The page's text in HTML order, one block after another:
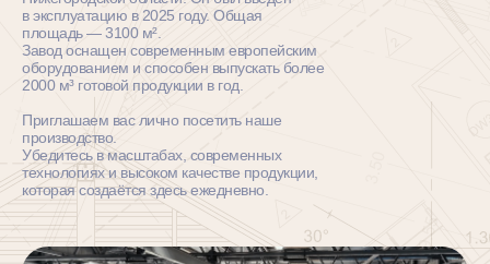
в эксплуатацию в 2025 году. Общая
площадь — 3100 м².
Завод оснащен современным европейским
оборудованием и способен выпускать более
2000 м³ готовой продукции в год.
Приглашаем вас лично посетить наше
производство.
Убедитесь в масштабах, современных
технологиях и высоком качестве продукции,
которая создаётся здесь ежедневно.